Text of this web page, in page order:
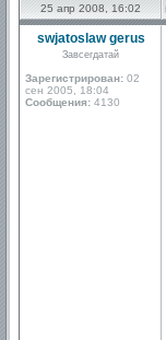
25 апр 2008, 16:02
swjatoslaw gerus
Завсегдатай
Зарегистрирован: 02
сен 2005, 18:04
Сообщения: 4130